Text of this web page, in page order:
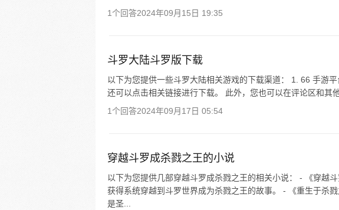
1个回答2024年09月15日 19:35
斗罗大陆斗罗版下载
以下为您提供一些斗罗大陆相关游戏的下载渠道： 1. 66 手游
还可以点击相关链接进行下载。 此外，您也可以在评论区和其
1个回答2024年09月17日 05:54
穿越斗罗成杀戮之王的小说
以下为您提供几部穿越斗罗成杀戮之王的相关小说： - 《穿越
获得系统穿越到斗罗世界成为杀戮之王的故事。 - 《重生于杀
是圣...